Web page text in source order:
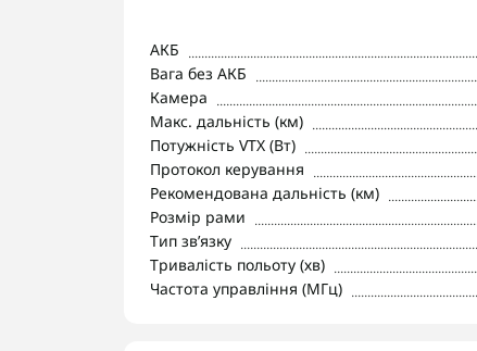
АКБ
Вага без АКБ
Камера
Макс. дальність (км)
Потужність VTX (Вт)
Протокол керування
Рекомендована дальність (км)
Розмір рами
Тип звʼязку
Тривалість польоту (хв)
Частота управління (МГц)